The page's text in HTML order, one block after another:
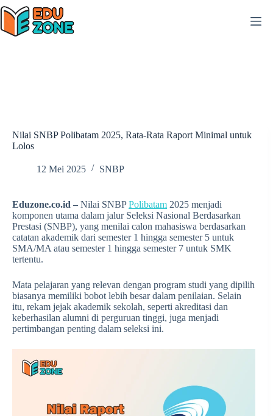
Skip
to
content
Nilai SNBP Polibatam 2025, Rata-Rata Raport Minimal untuk
Lolos
12 Mei 2025 SNBP
Eduzone.co.id – Nilai SNBPPolibatam 2025 menjadi
komponen utama dalam jalur Seleksi Nasional Berdasarkan
Prestasi (SNBP), yang menilai calon mahasiswa berdasarkan
catatan akademik dari semester 1 hingga semester 5 untuk
SMA/MA atau semester 1 hingga semester 7 untuk SMK
tertentu.
Mata pelajaran yang relevan dengan program studi yang dipilih
biasanya memiliki bobot lebih besar dalam penilaian. Selain
itu, rekam jejak akademik sekolah, seperti akreditasi dan
keberhasilan alumni di perguruan tinggi, juga menjadi
pertimbangan penting dalam seleksi ini.